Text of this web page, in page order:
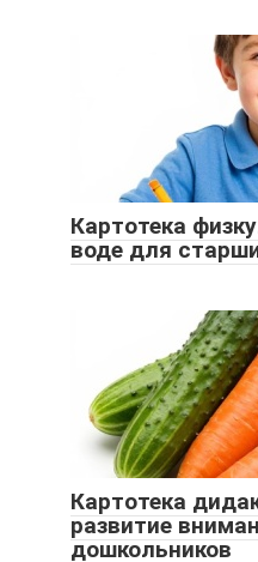
Картотека
воде для
Картотека
развитие
дошкольников